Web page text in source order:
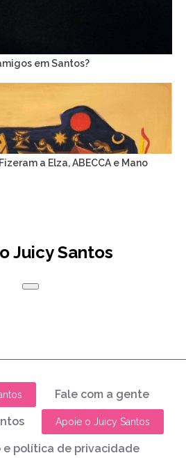
em Santos?
a Elza, ABECCA e Mano
Juicy Santos
Fale com a gente
Apoie o Juicy Santos
e política de privacidade